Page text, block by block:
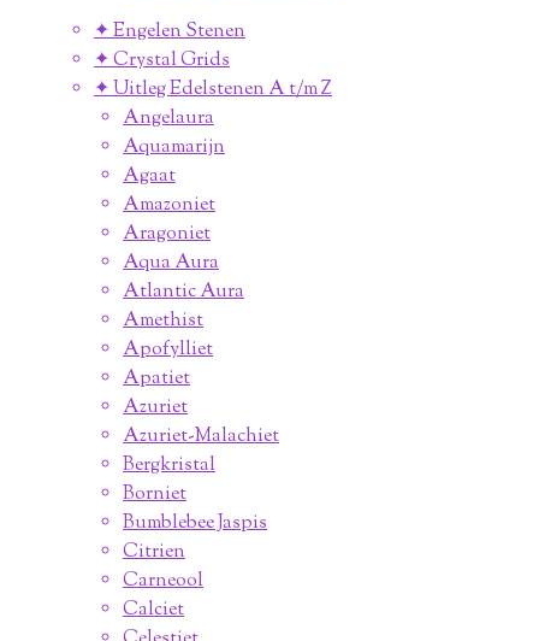
✦ Engelen Stenen
✦ Crystal Grids
✦ Uitleg Edelstenen A t/m Z
Angelaura
Aquamarijn
Agaat
Amazoniet
Aragoniet
Aqua Aura
Atlantic Aura
Amethist
Apofylliet
Apatiet
Azuriet
Azuriet-Malachiet
Bergkristal
Borniet
Bumblebee Jaspis
Citrien
Carneool
Calciet